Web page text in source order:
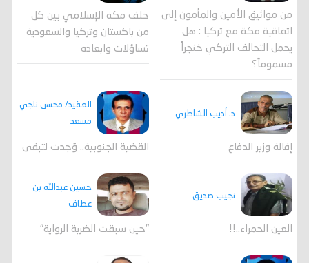
من مواثيق الأمين والمأمون إلى
اتفاقية مكة مع تركيا : هل
يحمل التحالف التركي خنجراً
مسموماً؟
حلف مكة الإسلامي بين كل
من باكستان وتركيا والسعودية
تساؤلات وابعاده
د. أديب الشاطري
إقالة وزير الدفاع
العقيد/ محسن ناجي
مسعد
القضية الجنوبية.. وُجدت لتبقى
نجيب صديق
العين الحمراء..!!
حسين عبدالله بن
عطاف
"حين سبقت الضربة الرواية"